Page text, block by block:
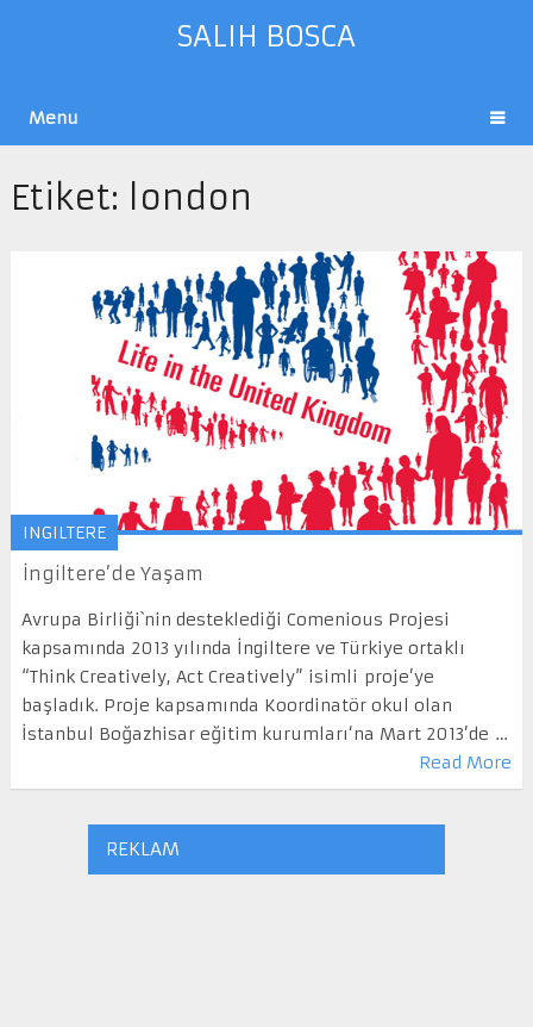
SALIH BOSCA
Menu
Etiket: london
INGILTERE
İngiltere’de Yaşam
Avrupa Birliği`nin desteklediği Comenious Projesi
kapsamında 2013 yılında İngiltere ve Türkiye ortaklı
“Think Creatively, Act Creatively” isimli proje’ye
başladık. Proje kapsamında Koordinatör okul olan
İstanbul Boğazhisar eğitim kurumları‘na Mart 2013’de …
Read More
REKLAM